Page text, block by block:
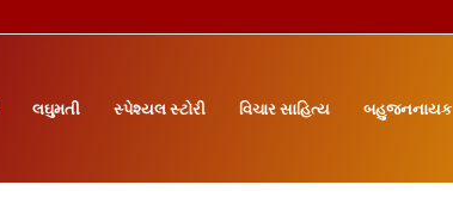
લઘુમતી સ્પેશ્યલ સ્ટોરી વિચાર સાહિત્ય બહુજનનાયક